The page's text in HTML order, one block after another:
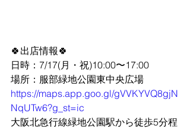
🍀出店情報🍀
日時：7/17(月・祝)10:00〜17:00
場所：服部緑地公園東中央広場
https://maps.app.goo.gl/gVVKYVQ8gjN
NqUTw6?g_st=ic
大阪北急行線緑地公園駅から徒歩5分程